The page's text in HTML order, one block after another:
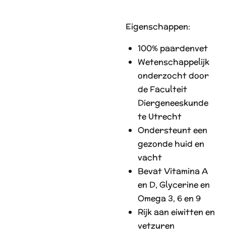
Eigenschappen:
100% paardenvet
Wetenschappelijk
onderzocht door
de Faculteit
Diergeneeskunde
te Utrecht
Ondersteunt een
gezonde huid en
vacht
Bevat Vitamina A
en D, Glycerine en
Omega 3, 6 en 9
Rijk aan eiwitten en
vetzuren